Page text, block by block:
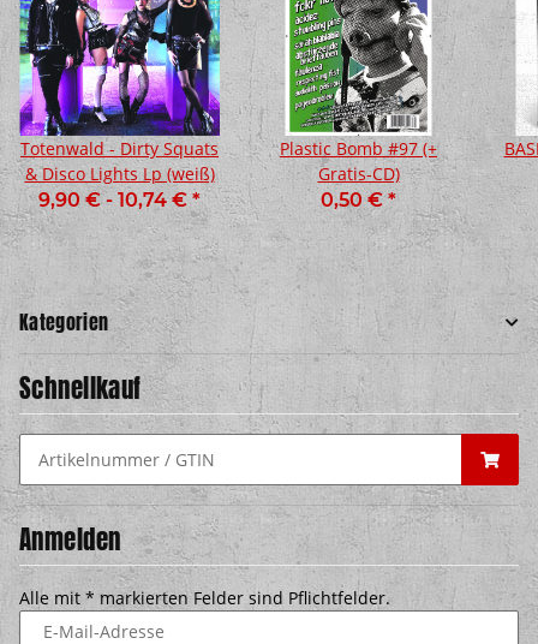
Totenwald - Dirty Squats
& Disco Lights Lp (weiß)
9,90 € - 10,74 € *
Plastic Bomb #97 (+
Gratis-CD)
0,50 €*
Kategorien
Schnellkauf
Anmelden
Alle mit * markierten Felder sind Pflichtfelder.
E-Mail-Adresse